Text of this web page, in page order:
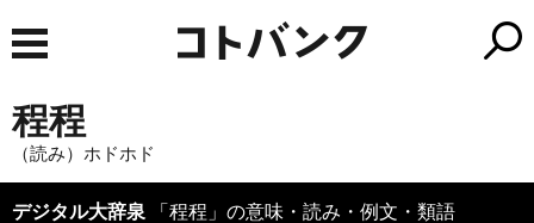
程程
（読み）ホドホド
デジタル大辞泉 「程程」の意味・読み・例文・類語